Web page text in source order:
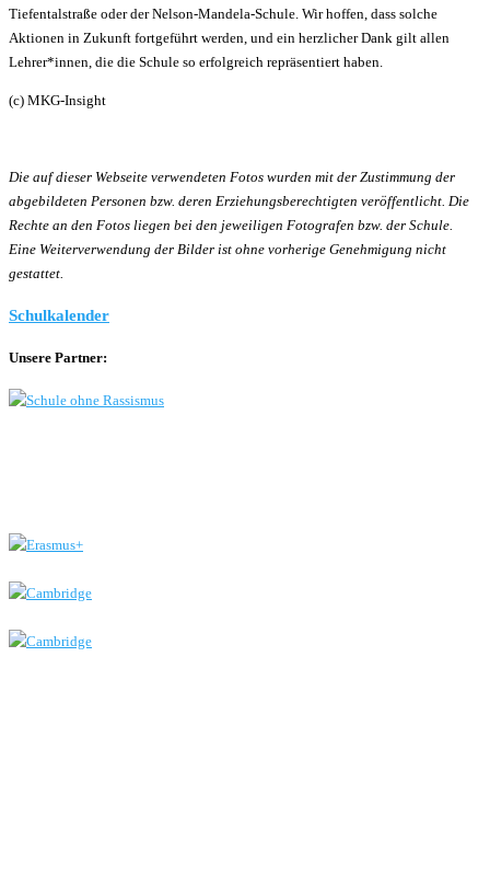
Tiefentalstraße oder der Nelson-Mandela-Schule. Wir hoffen, dass solche
Aktionen in Zukunft fortgeführt werden, und ein herzlicher Dank gilt allen
Lehrer*innen, die die Schule so erfolgreich repräsentiert haben.
(c) MKG-Insight
Die auf dieser Webseite verwendeten Fotos wurden mit der Zustimmung der
abgebildeten Personen bzw. deren Erziehungsberechtigten veröffentlicht. Die
Rechte an den Fotos liegen bei den jeweiligen Fotografen bzw. der Schule.
Eine Weiterverwendung der Bilder ist ohne vorherige Genehmigung nicht
gestattet.
Schulkalender
Unsere Partner: